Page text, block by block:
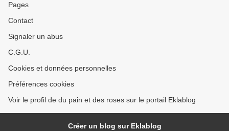
Pages
Contact
Signaler un abus
C.G.U.
Cookies et données personnelles
Préférences cookies
Voir le profil de du pain et des roses sur le portail Eklablog
Créer un blog sur Eklablog